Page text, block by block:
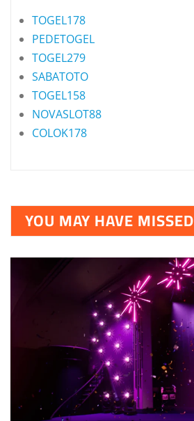
TOGEL178
PEDETOGEL
TOGEL279
SABATOTO
TOGEL158
NOVASLOT88
COLOK178
YOU MAY HAVE MISSED